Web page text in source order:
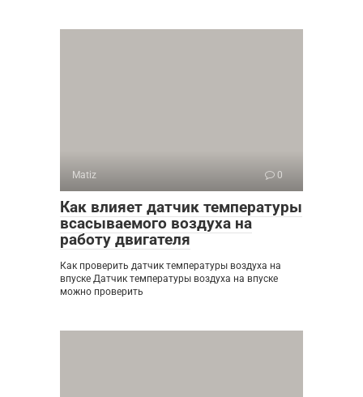
Matiz 0
Как влияет датчик температуры
всасываемого воздуха на
работу двигателя
Как проверить датчик температуры воздуха на
впуске Датчик температуры воздуха на впуске
можно проверить